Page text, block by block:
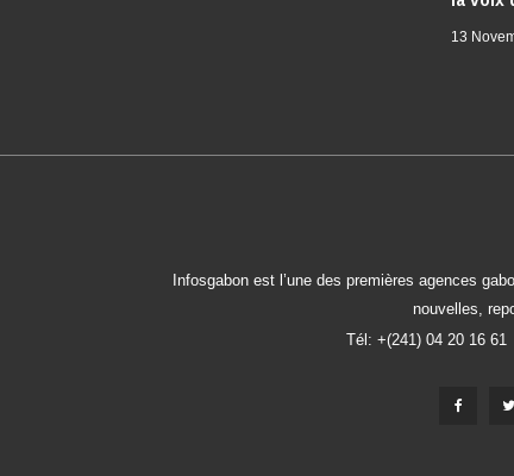
13
Infosgabon est l’une des premières agences
nouvelles,
Tél: +(241) 04 20 16 61